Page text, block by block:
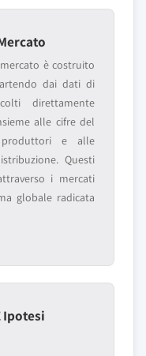
è costruito
dai dati di
direttamente
alle cifre del
e alle
Questi
i mercati
globale radicata
Ipotesi